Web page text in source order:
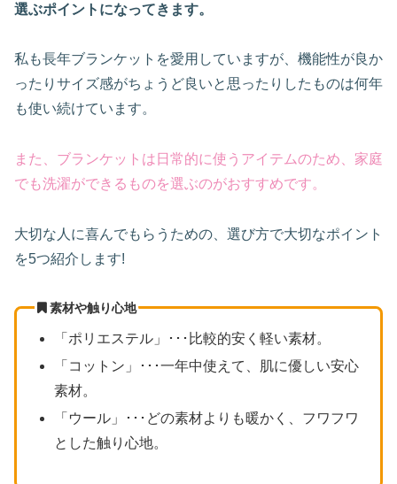
選ぶポイントになってきます。
私も長年ブランケットを愛用していますが、機能性が良か
ったりサイズ感がちょうど良いと思ったりしたものは何年
も使い続けています。
また、ブランケットは日常的に使うアイテムのため、家庭
でも洗濯ができるものを選ぶのがおすすめです。
大切な人に喜んでもらうための、選び方で大切なポイント
を5つ紹介します!
素材や触り心地
「ポリエステル」･･･比較的安く軽い素材。
「コットン」･･･一年中使えて、肌に優しい安心
素材。
「ウール」･･･どの素材よりも暖かく、フワフワ
とした触り心地。